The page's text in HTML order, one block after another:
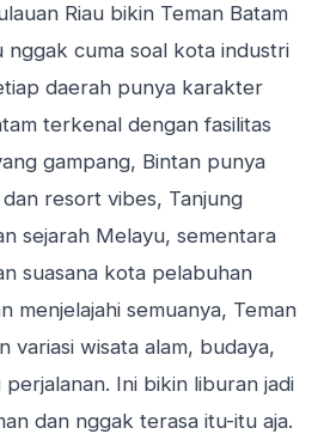
Riau bikin Teman Batam
nggak cuma soal kota industri
daerah punya karakter
terkenal dengan fasilitas
gampang, Bintan punya
resort vibes, Tanjung
sejarah Melayu, sementara
suasana kota pelabuhan
menjelajahi semuanya, Teman
variasi wisata alam, budaya,
Ini bikin liburan jadi
dan nggak terasa itu-itu aja.